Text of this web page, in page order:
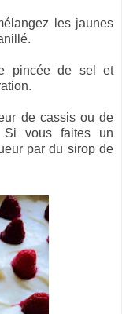
les jaunes
pincée de sel et
de cassis ou de
Si vous faites un
par du sirop de